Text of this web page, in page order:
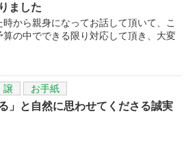
ました
から親身になってお話して頂いて、こ
の中でできる限り対応して頂き、大変
お手紙
」と自然に思わせてくださる誠実